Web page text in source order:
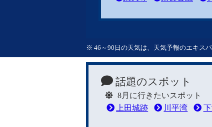
※ 46～90日の天気は、天気予報のエキス
話題のスポット
8月に行きたいスポット
上田城跡
川平湾